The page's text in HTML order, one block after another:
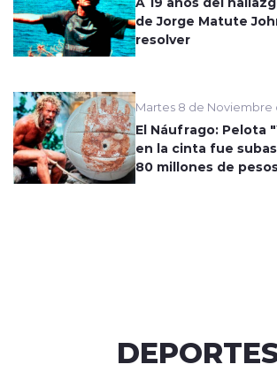
de Jorge Matute
resolver
Martes 8 de Noviembre
El Náufrago: Pelota
en la cinta fue
80 millones de